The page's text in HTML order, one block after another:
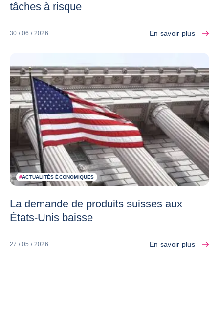
tâches à risque
30 / 06 / 2026 En savoir plus
#ACTUALITÉS ÉCONOMIQUES
La demande de produits suisses aux
États-Unis baisse
27 / 05 / 2026 En savoir plus